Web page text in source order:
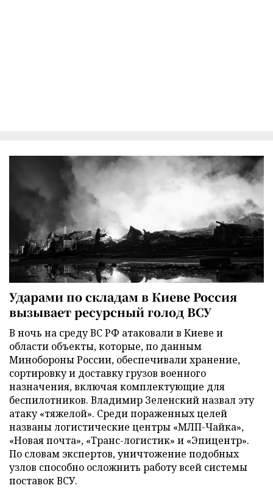
Ударами по складам в Киеве Россия
вызывает ресурсный голод ВСУ
В ночь на среду ВС РФ атаковали в Киеве и
области объекты, которые, по данным
Минобороны России, обеспечивали хранение,
сортировку и доставку грузов военного
назначения, включая комплектующие для
беспилотников. Владимир Зеленский назвал эту
атаку «тяжелой». Среди пораженных целей
названы логистические центры «МЛП-Чайка»,
«Новая почта», «Транс-логистик» и «Эпицентр».
По словам экспертов, уничтожение подобных
узлов способно осложнить работу всей системы
поставок ВСУ.